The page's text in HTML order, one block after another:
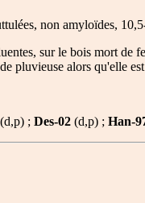
non amyloïdes,
sur le bois mort de
pluvieuse alors qu'elle
; Des-02 (d,p) ; Han-